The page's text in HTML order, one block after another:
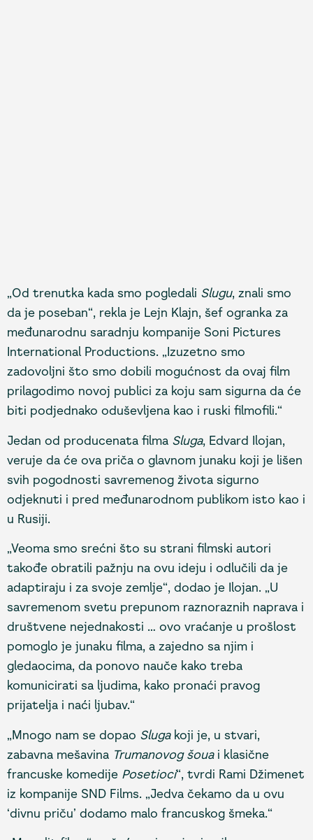
„Od trenutka kada smo pogledali Slugu, znali smo
da je poseban“, rekla je Lejn Klajn, šef ogranka za
međunarodnu saradnju kompanije Soni Pictures
International Productions. „Izuzetno smo
zadovoljni što smo dobili mogućnost da ovaj film
prilagodimo novoj publici za koju sam sigurna da će
biti podjednako oduševljena kao i ruski filmofili.“
Jedan od producenata filma Sluga, Edvard Ilojan,
veruje da će ova priča o glavnom junaku koji je lišen
svih pogodnosti savremenog života sigurno
odjeknuti i pred međunarodnom publikom isto kao i
u Rusiji.
„Veoma smo srećni što su strani filmski autori
takođe obratili pažnju na ovu ideju i odlučili da je
adaptiraju i za svoje zemlje“, dodao je Ilojan. „U
savremenom svetu prepunom raznoraznih naprava i
društvene nejednakosti … ovo vraćanje u prošlost
pomoglo je junaku filma, a zajedno sa njim i
gledaocima, da ponovo nauče kako treba
komunicirati sa ljudima, kako pronaći pravog
prijatelja i naći ljubav.“
„Mnogo nam se dopao Slugakoji je, u stvari,
zabavna mešavina Trumanovog šouai klasične
francuske komedije Posetioci“, tvrdi Rami Džimenet
iz kompanije SND Films. „Jedva čekamo da u ovu
‘divnu priču’ dodamo malo francuskog šmeka.“